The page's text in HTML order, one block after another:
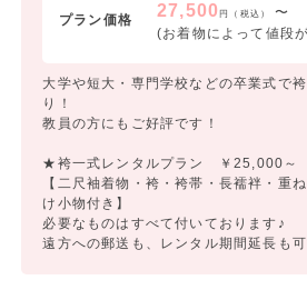
プラン価格 27,500円（税込）
〜
(お着物によって値段
大学や短大・専門学校などの卒業式で
り！
教員の方にもご好評です！
★袴一式レンタルプラン ￥25,000～
【二尺袖着物・袴・袴帯・長襦袢・重
け小物付き】
必要なものはすべて付いております♪
遠方への郵送も、レンタル期間延長も可